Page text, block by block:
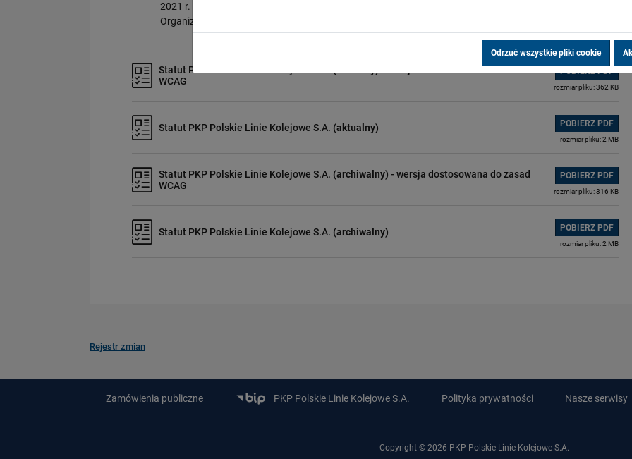
2021 r. w sprawie przyjęcia Regulaminu Organizacyjnego PKP Polskie Linie Kolejowe S.A. oraz Schematu
Organizacyjnego PKP Polskie Linie Kolejowe S.A., ze zmianami.
Statut PKP Polskie Linie Kolejowe S.A.
- wersja dostosowana do zasad
WCAG
POBIERZ PDF
rozmiar pliku: 362 KB
Statut PKP Polskie Linie Kolejowe S.A. (aktualny) POBIERZ PDF
rozmiar pliku: 2 MB
Statut PKP Polskie Linie Kolejowe S.A. (archiwalny) - wersja dostosowana do zasad
WCAG
POBIERZ PDF
rozmiar pliku: 316 KB
Statut PKP Polskie Linie Kolejowe S.A. (archiwalny) POBIERZ PDF
rozmiar pliku: 2 MB
Rejestr zmian
Zamówienia publiczne PKP Polskie Linie Kolejowe S.A. Polityka prywatności Nasze serwisy
Copyright © 2026 PKP Polskie Linie Kolejowe S.A.
Odrzuć wszystkie pliki cookie